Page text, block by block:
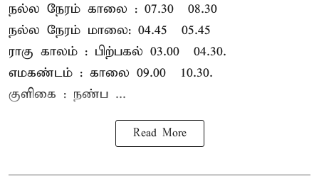
நல்ல நேரம் காலை : 07.30 – 08.30
நல்ல நேரம் மாலை: 04.45 – 05.45
ராகு காலம் : பிற்பகல் 03.00 – 04.30.
எமகண்டம் : காலை 09.00 – 10.30.
குளிகை : நண்ப ...
Read More